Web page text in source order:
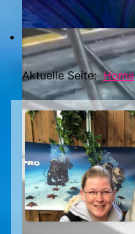
Aktuelle Seite:Home